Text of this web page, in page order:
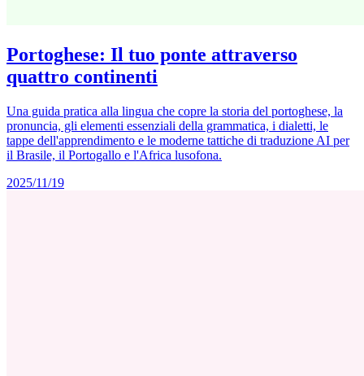
Portoghese: Il tuo ponte attraverso
quattro continenti
Una guida pratica alla lingua che copre la storia del portoghese, la
pronuncia, gli elementi essenziali della grammatica, i dialetti, le
tappe dell'apprendimento e le moderne tattiche di traduzione AI per
il Brasile, il Portogallo e l'Africa lusofona.
2025/11/19